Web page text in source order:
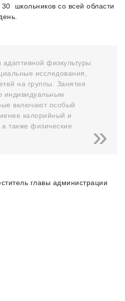
школьников со всей области
физкультуры
исследования,
на группы. Занятия
индивидуальным
включают особый
калорийный и
также физические
главы администрации